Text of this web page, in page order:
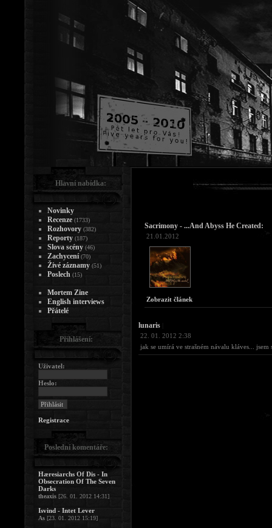
Sacrimony - ...And Abyss He Created:
21.01.2012
Zobrazit článek
lunaris
22. 01. 2012 2:38
jak se umírá ve strašném návalu kláves...
Hlavní nabídka:
Novinky
Recenze (1733)
Rozhovory (382)
Reporty (187)
Slova scény (46)
Zachycení (70)
Živé záznamy (51)
Poslech (15)
Mortem Zine
English interviews
Přátelé
Přihlášení:
Uživatel:
Heslo:
Registrace
Poslední komentáře:
Hæresiarchs Of Dis - In
Obsecration Of The Seven
Darks
theaxis [26. 01. 2012 14:31]
Isvind - Intet Lever
As [23. 01. 2012 15:19]